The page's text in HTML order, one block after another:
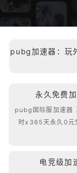
pubg加速器：玩
永久免费
pubg国际服加速器
时x365天永久0元
电竞级加